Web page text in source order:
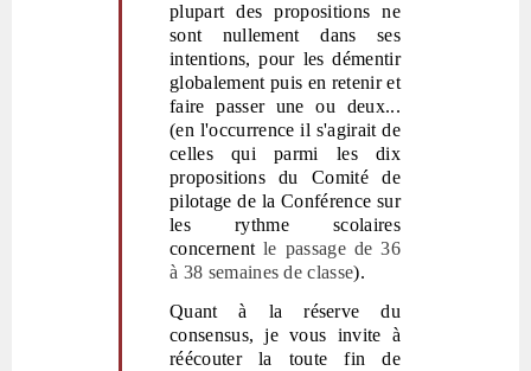
plupart des propositions ne
sont nullement dans ses
intentions, pour les démentir
globalement puis en retenir et
faire passer une ou deux...
(en l'occurrence il s'agirait de
celles qui parmi les dix
propositions du Comité de
pilotage de la Conférence sur
les rythme scolaires
concernentle passage de 36
à 38 semaines de classe).
Quant à la réserve du
consensus, je vous invite à
réécouter la toute fin de